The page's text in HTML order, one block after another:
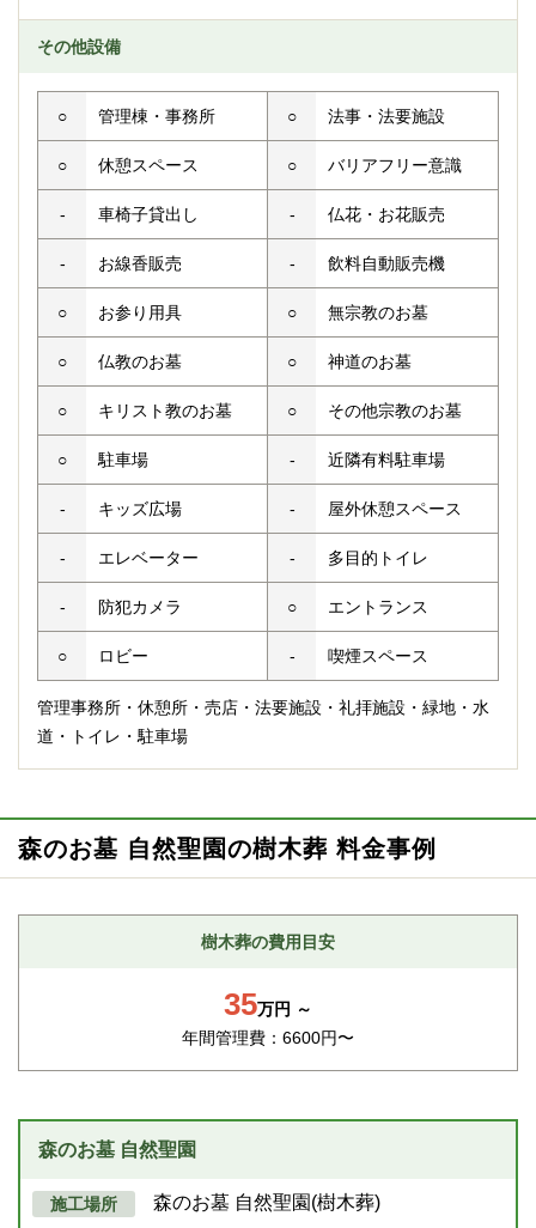
その他設備
○ 管理棟・事務所 ○ 法事・法要施設
○ 休憩スペース ○ バリアフリー意識
- 車椅子貸出し - 仏花・お花販売
- お線香販売 - 飲料自動販売機
○ お参り用具 ○ 無宗教のお墓
○ 仏教のお墓 ○ 神道のお墓
○ キリスト教のお墓 ○ その他宗教のお墓
○ 駐車場 - 近隣有料駐車場
- キッズ広場 - 屋外休憩スペース
- エレベーター - 多目的トイレ
- 防犯カメラ ○ エントランス
○ ロビー - 喫煙スペース
管理事務所・休憩所・売店・法要施設・礼拝施設・緑地・水
道・トイレ・駐車場
森のお墓 自然聖園の樹木葬 料金事例
樹木葬の費用目安
35万円 ～
年間管理費：6600円〜
森のお墓 自然聖園
施工場所 森のお墓 自然聖園(樹木葬)